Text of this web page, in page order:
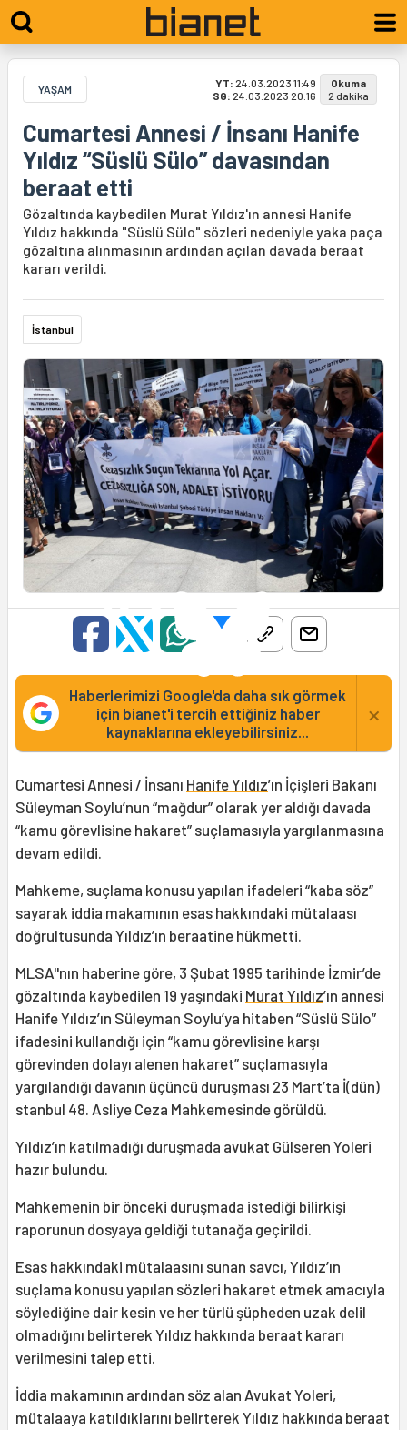
YAŞAM YT: 24.03.2023 11:49
SG: 24.03.2023 20:16
Okuma
2 dakika
Cumartesi Annesi / İnsanı Hanife
Yıldız “Süslü Sülo” davasından
beraat etti
Gözaltında kaybedilen Murat Yıldız'ın annesi Hanife
Yıldız hakkında "Süslü Sülo" sözleri nedeniyle yaka paça
gözaltına alınmasının ardından açılan davada beraat
kararı verildi.
İstanbul
Haberlerimizi Google'da daha sık görmek
için bianet'i tercih ettiğiniz haber
kaynaklarına ekleyebilirsiniz...
×
Cumartesi Annesi / İnsanı Hanife Yıldız’ın İçişleri Bakanı
Süleyman Soylu’nun “mağdur” olarak yer aldığı davada
“kamu görevlisine hakaret” suçlamasıyla yargılanmasına
devam edildi.
Mahkeme, suçlama konusu yapılan ifadeleri “kaba söz”
sayarak iddia makamının esas hakkındaki mütalaası
doğrultusunda Yıldız’ın beraatine hükmetti.
MLSA''nın haberine göre, 3 Şubat 1995 tarihinde İzmir’de
gözaltında kaybedilen 19 yaşındaki Murat Yıldız’ın annesi
Hanife Yıldız’ın Süleyman Soylu’ya hitaben “Süslü Sülo”
ifadesini kullandığı için “kamu görevlisine karşı
görevinden dolayı alenen hakaret” suçlamasıyla
yargılandığı davanın üçüncü duruşması 23 Mart’ta İ(dün)
stanbul 48. Asliye Ceza Mahkemesinde görüldü.
Yıldız’ın katılmadığı duruşmada avukat Gülseren Yoleri
hazır bulundu.
Mahkemenin bir önceki duruşmada istediği bilirkişi
raporunun dosyaya geldiği tutanağa geçirildi.
Esas hakkındaki mütalaasını sunan savcı, Yıldız’ın
suçlama konusu yapılan sözleri hakaret etmek amacıyla
söylediğine dair kesin ve her türlü şüpheden uzak delil
olmadığını belirterek Yıldız hakkında beraat kararı
verilmesini talep etti.
İddia makamının ardından söz alan Avukat Yoleri,
mütalaaya katıldıklarını belirterek Yıldız hakkında beraat